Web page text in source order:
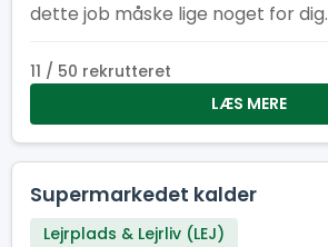
dette job måske lige noget for dig.
11 / 50 rekrutteret
LÆS MERE
Supermarkedet kalder
Lejrplads & Lejrliv (LEJ)